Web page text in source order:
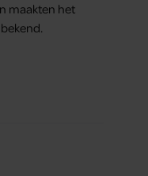
maakten het